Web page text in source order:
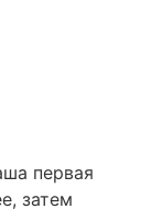
первая
затем